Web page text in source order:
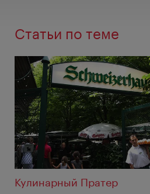
Статьи по теме
Кулинарный Пратер